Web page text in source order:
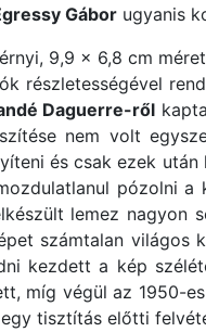
Gábor ugyanis
9,9 × 6,8 cm
részletességével
Daguerre-ről
nem volt
és csak ezek
pózolni a
lemez nagyon
számtalan
kezdett a kép
míg végül az 1950-
egy tisztítás előtti